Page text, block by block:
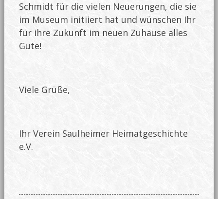
Schmidt für die vielen Neuerungen, die sie
im Museum initiiert hat und wünschen Ihr
für ihre Zukunft im neuen Zuhause alles
Gute!
Viele Grüße,
Ihr Verein Saulheimer Heimatgeschichte
e.V.